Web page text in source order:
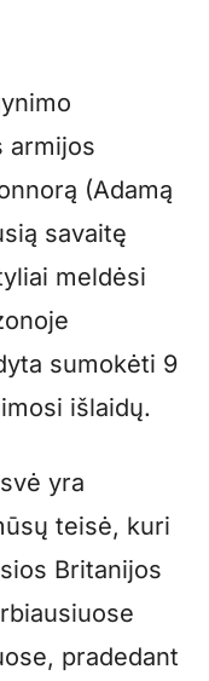
armijos
(Adamą
savaitę
meldėsi
sumokėti 9
išlaidų.
yra
teisė, kuri
Britanijos
pradedant